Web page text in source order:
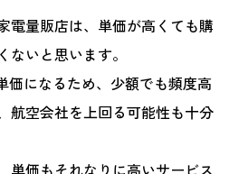
電量販店は、単価が高くても購
ないと思います。
になるため、少額でも頻度高
航空会社を上回る可能性も十分
単価もそれなりに高いサービス